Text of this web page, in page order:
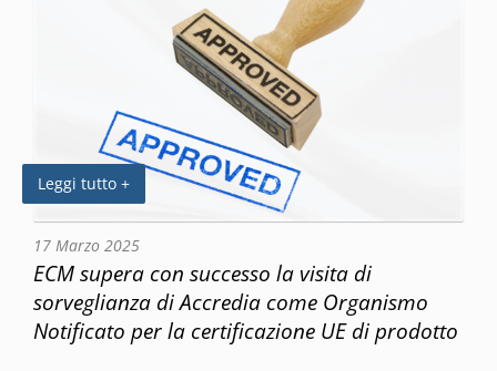
Leggi tutto +
17 Marzo 2025
ECM supera con successo la visita di
sorveglianza di Accredia come Organismo
Notificato per la certificazione UE di prodotto